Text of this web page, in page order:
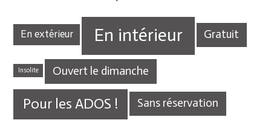
En extérieur En intérieur Gratuit
Insolite Ouvert le dimanche
Pour les ADOS ! Sans réservation